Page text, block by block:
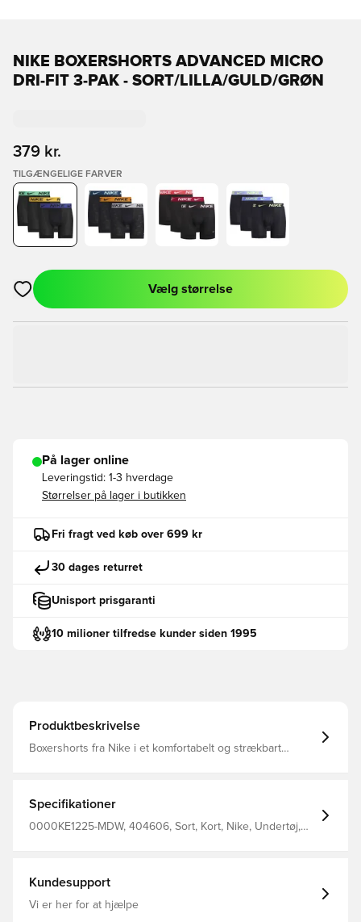
NIKE BOXERSHORTS ADVANCED MICRO
DRI-FIT 3-PAK - SORT/LILLA/GULD/GRØN
379 kr.
TILGÆNGELIGE FARVER
Åbner en Modal til at logge ind eller tilmelde dig som medlem
Vælg størrelse
På lager online
Leveringstid: 1-3 hverdage
Størrelser på lager i butikken
Fri fragt ved køb over 699 kr
30 dages returret
Unisport prisgaranti
10 milioner tilfredse kunder siden 1995
Produktbeskrivelse
Boxershorts fra Nike i et komfortabelt og strækbart
kroppen, så du altid holdes tør, komfortabel og fokuseret
Designet med et 4-vejs stretch, hvilket er med til at øge
fleksibiliteten Tætsiddende pasform 3-Pak Fremstillet i
Specifikationer
0000KE1225-MDW, 404606, Sort, Kort, Nike, Undertøj,
Kundesupport
Vi er her for at hjælpe